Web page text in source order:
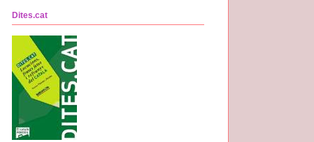
Dites.cat